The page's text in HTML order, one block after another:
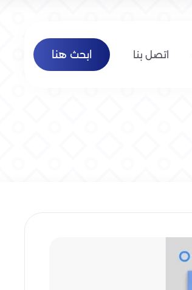
اتصل بنا ابحث هنا